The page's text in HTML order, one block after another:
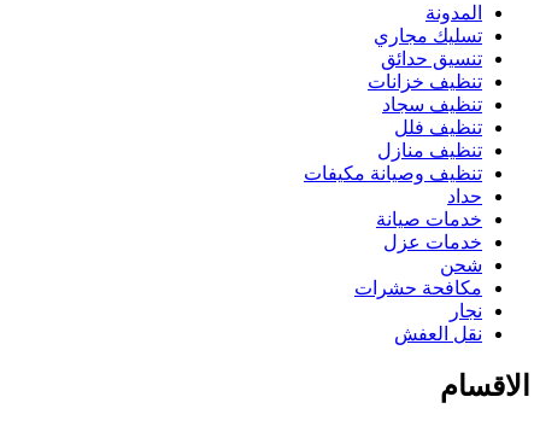
المدونة
تسليك مجاري
تنسيق حدائق
تنظيف خزانات
تنظيف سجاد
تنظيف فلل
تنظيف منازل
تنظيف وصيانة مكيفات
حداد
خدمات صيانة
خدمات عزل
شحن
مكافحة حشرات
نجار
نقل العفش
الاقسام